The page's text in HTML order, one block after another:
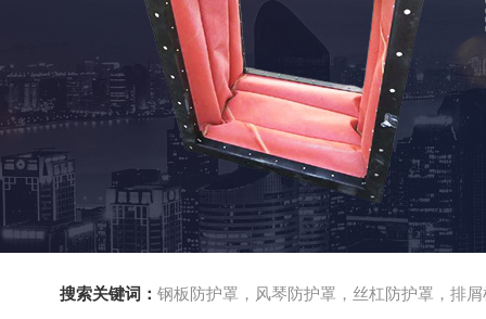
搜索关键词： 钢板防护罩，风琴防护罩，丝杠防护罩，排屑机